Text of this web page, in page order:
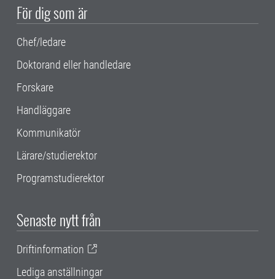
För dig som är
Chef/ledare
Doktorand eller handledare
Forskare
Handläggare
Kommunikatör
Lärare/studierektor
Programstudierektor
Senaste nytt från
Driftinformation
Lediga anställningar